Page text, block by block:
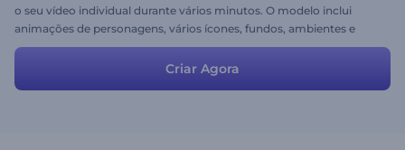
o seu vídeo individual durante vários minutos. O modelo inclui
animações de personagens, vários ícones, fundos, ambientes e
muitas outras cenas para se destacar da multidão! Possui
predefinições prontas que podem ser usados para criar vídeos para
serviços, negócios, startups, empresas e muito mais.
Criar Agora